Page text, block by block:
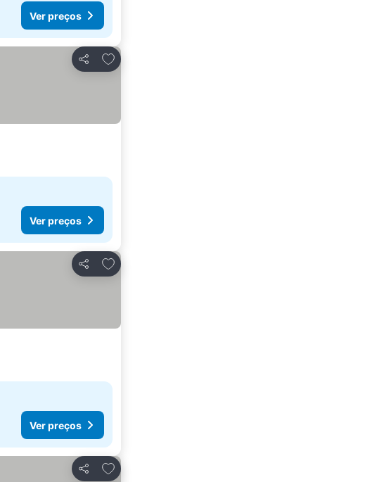
Ver preços
Partilhar
Adicionar aos favoritos
Ver preços
Partilhar
Adicionar aos favoritos
Ver preços
Partilhar
Adicionar aos favoritos